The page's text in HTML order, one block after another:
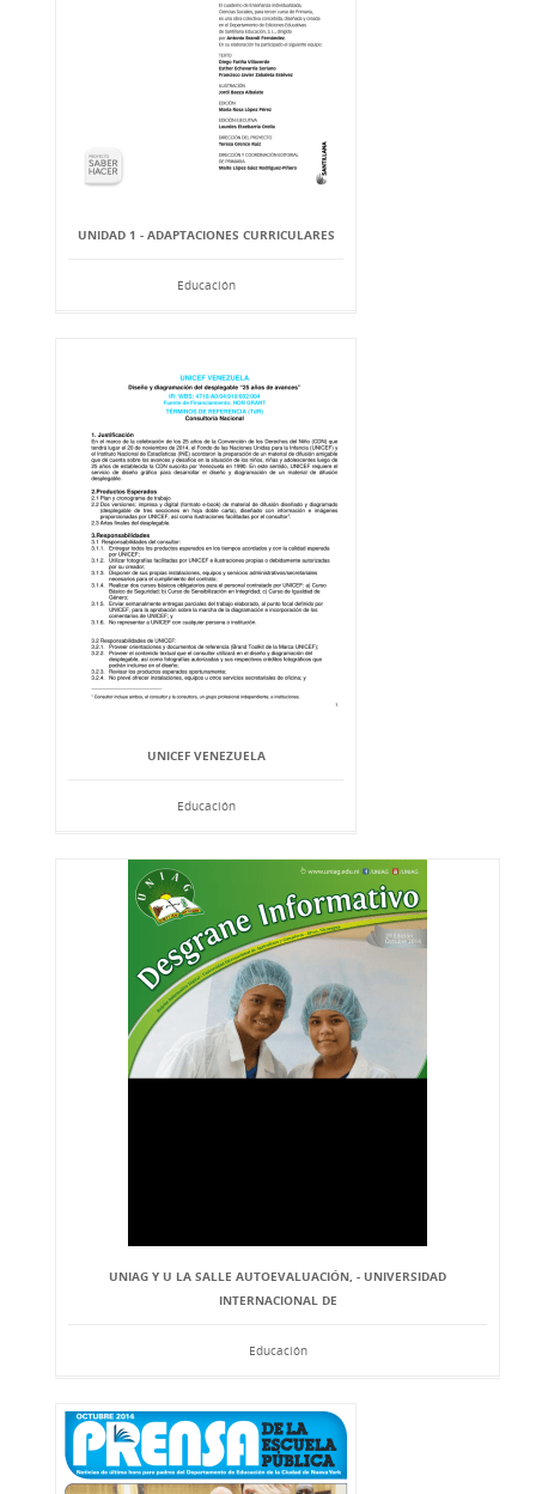
UNIDAD 1 - ADAPTACIONES CURRICULARES
Educación
UNICEF VENEZUELA
Educación
UNIAG Y U LA SALLE AUTOEVALUACIÓN, - UNIVERSIDAD
INTERNACIONAL DE
Educación